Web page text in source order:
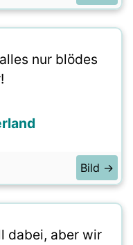
nur blödes
Bild →
dabei, aber wir